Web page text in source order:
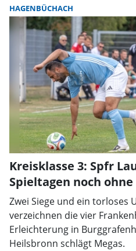
HAGENBÜCHACH
Kreisklasse 3: Spfr
Spieltagen noch
Zwei Siege und ein torloses
verzeichnen die vier
Erleichterung in
Heilsbronn schlägt Megas.